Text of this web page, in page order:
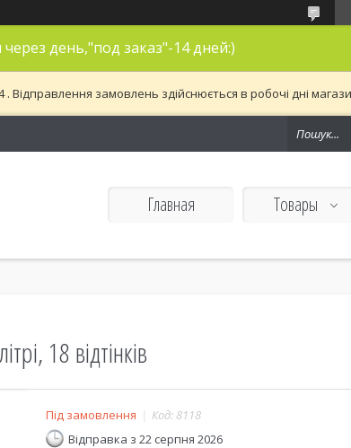
день,"под заказ"-14 дней:)
Відправлення замовлень здійснюється в робочі дні
Главная Товары
18 відтінків
Під замовлення Код: 8118
Відправка з 22 серпня 2026